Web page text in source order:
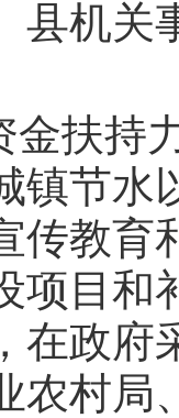
县机关
金扶
镇节水
传教育
项目和
在政府
农村局